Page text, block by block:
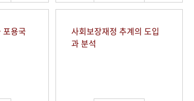
포용국
사회보장재정 추계의 도입
과 분석